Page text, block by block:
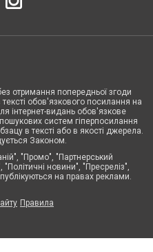
отримання попередньої згоди
обов'язкового посилання на
інтернет-видань обов'язкове
систем гіперпосилання
в тексті або в якості джерела.
Законом.
"Промо", "Партнерський
новини", "Пресреліз",
на правах реклами.
Правила